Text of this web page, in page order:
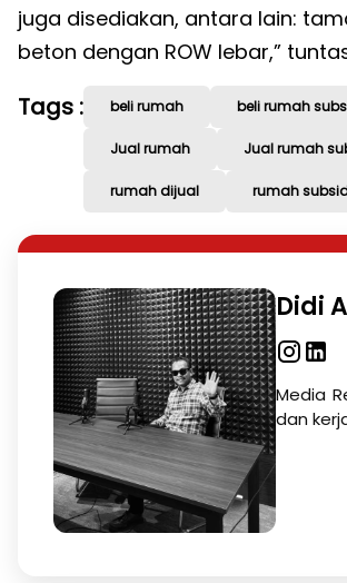
juga disediakan, antara lain:
beton dengan ROW lebar,”
Tags : beli rumah beli rumah
Jual rumah Jual rumah
rumah dijual rumah
Didi
Media
dan